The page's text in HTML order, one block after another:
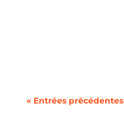
« Entrées précédentes